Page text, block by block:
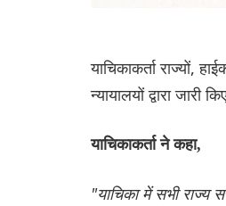
याचिकाकर्ता राज्यों,
न्यायालयों द्वारा
याचिकाकर्ता ने कहा,
"याचिका में सभी राज्य